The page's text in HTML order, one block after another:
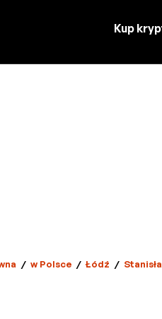
Kup
/ w Polsce / Łódź /